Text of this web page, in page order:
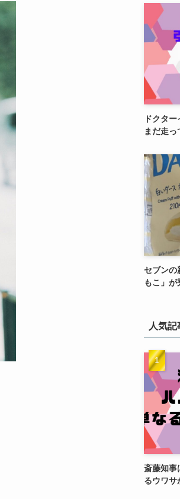
ドクタ
まだ走っ
セブンの
もこ」が
人気
斎藤知事
るウワサ